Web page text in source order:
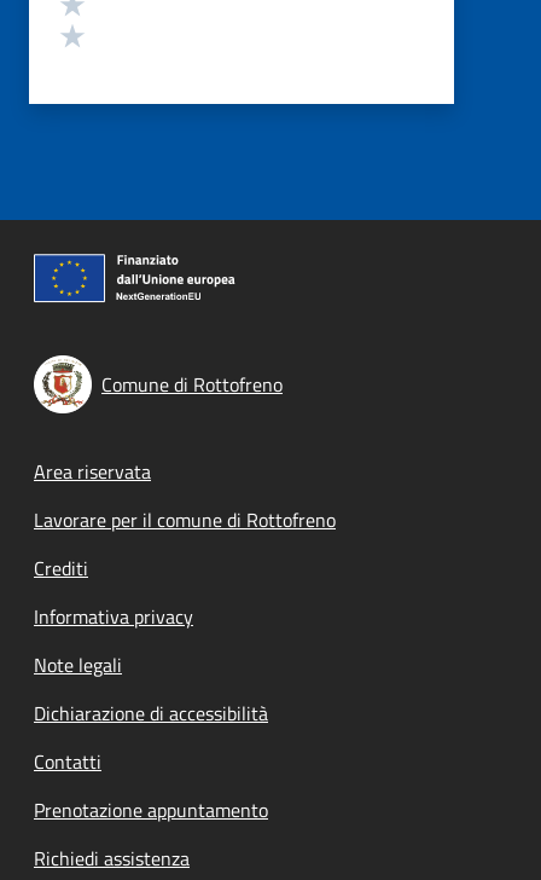
Comune di Rottofreno
Footer menu
Area riservata
Lavorare per il comune di Rottofreno
Crediti
Informativa privacy
Note legali
Dichiarazione di accessibilità
Contatti
Prenotazione appuntamento
Richiedi assistenza